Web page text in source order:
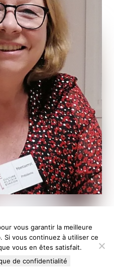
vous garantir la meilleure
vous continuez à utiliser ce
vous en êtes satisfait.
de confidentialité